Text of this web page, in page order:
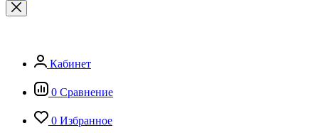
Кабинет
0 Сравнение
0 Избранное